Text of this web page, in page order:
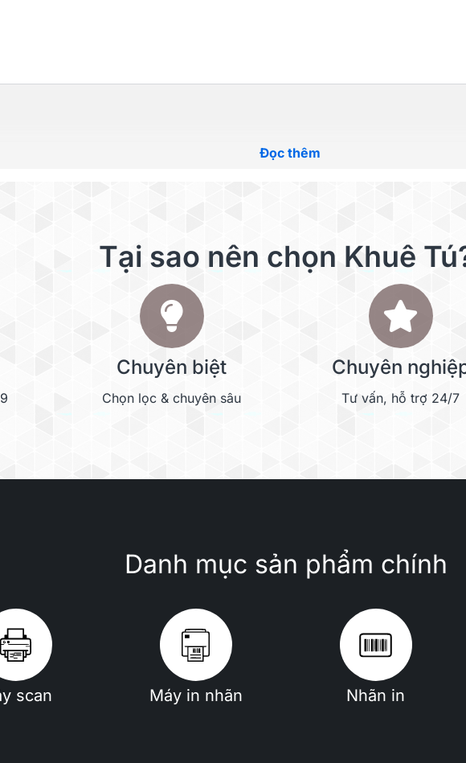
Đọc thêm
Tại sao nên chọn Khuê
Chuyên biệt
Chọn lọc & chuyên sâu
Chuyên
Tư vấn, hỗ trợ 24/7
Danh mục sản phẩm chính
scan Máy in nhãn Nhãn in